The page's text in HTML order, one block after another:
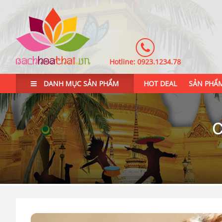
Hotline: 0923.1234.78
DANH MỤC SẢN PHẨM HOT DEAL SẢN